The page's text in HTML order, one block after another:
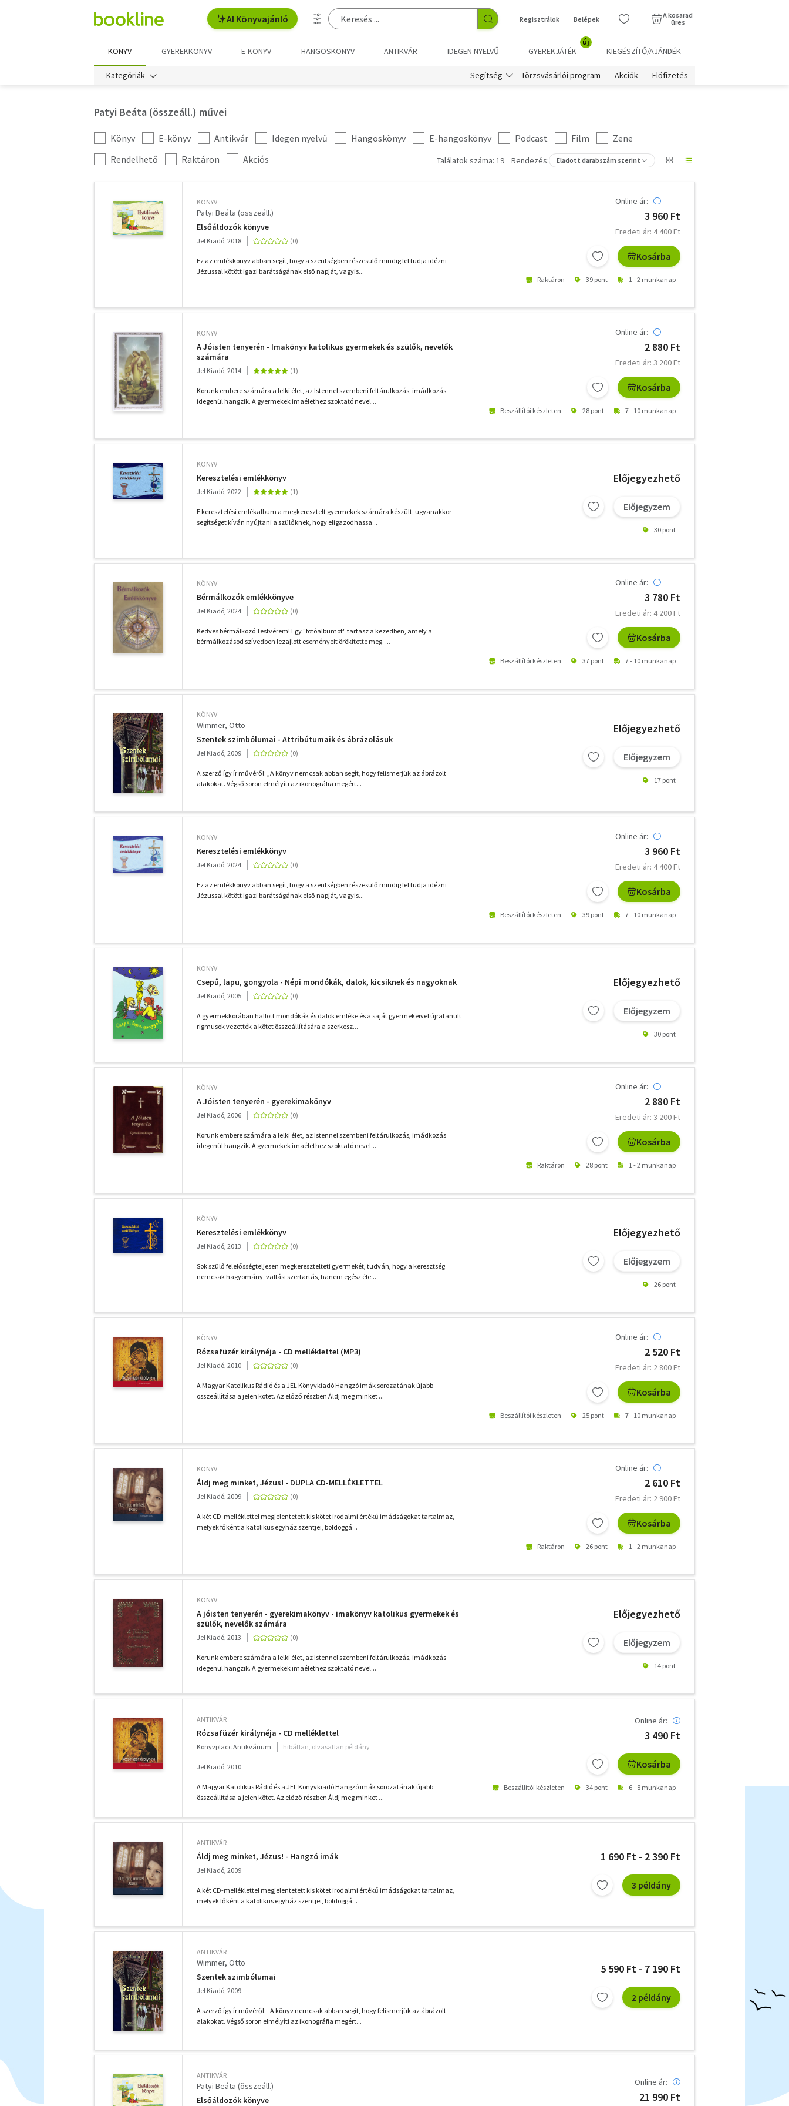
AI Könyvajánló Regisztrálok Belépek
A kosarad
üres
KÖNYV GYEREKKÖNYV E-KÖNYV HANGOSKÖNYV ANTIKVÁR IDEGEN NYELVŰ GYEREKJÁTÉK
új
KIEGÉSZÍTŐ/AJÁNDÉK
Kategóriák Segítség Törzsvásárlói program Akciók Előfizetés
Patyi Beáta (összeáll.) művei
Kategória
szűrés
Könyv E-könyv Antikvár Idegen nyelvű Hangoskönyv E-hangoskönyv Podcast Film
Zene
További
szűrők
Rendelhető Raktáron Akciós Találatok száma: 19 Rendezés: Eladott darabszám szerint
KÖNYV
Patyi Beáta (összeáll.)
Elsőáldozók könyve
Jel Kiadó, 2018
Ez az emlékkönyv abban segít, hogy a szentségben részesülő mindig fel tudja idézni
Jézussal kötött igazi barátságának első napját, vagyis...
Online ár:
3 960 Ft
Eredeti ár: 4 400 Ft
Kosárba
Raktáron 39 pont 1 - 2 munkanap
KÖNYV
A Jóisten tenyerén - Imakönyv katolikus gyermekek és szülők, nevelők
számára
Jel Kiadó, 2014
Korunk embere számára a lelki élet, az Istennel szembeni feltárulkozás, imádkozás
idegenül hangzik. A gyermekek imaélethez szoktató nevel...
Online ár:
2 880 Ft
Eredeti ár: 3 200 Ft
Kosárba
Beszállítói készleten 28 pont 7 - 10 munkanap
KÖNYV
Keresztelési emlékkönyv
Jel Kiadó, 2022
E keresztelési emlékalbum a megkeresztelt gyermekek számára készült, ugyanakkor
segítséget kíván nyújtani a szülőknek, hogy eligazodhassa...
Előjegyezhető
Előjegyzem
30 pont
KÖNYV
Bérmálkozók emlékkönyve
Jel Kiadó, 2024
Kedves bérmálkozó Testvérem! Egy "fotóalbumot" tartasz a kezedben, amely a
bérmálkozásod szívedben lezajlott eseményeit örökítette meg. ...
Online ár:
3 780 Ft
Eredeti ár: 4 200 Ft
Kosárba
Beszállítói készleten 37 pont 7 - 10 munkanap
KÖNYV
Wimmer, Otto
Szentek szimbólumai - Attribútumaik és ábrázolásuk
Jel Kiadó, 2009
A szerző így ír művéről: „A könyv nemcsak abban segít, hogy felismerjük az ábrázolt
alakokat. Végső soron elmélyíti az ikonográfia megért...
Előjegyezhető
Előjegyzem
17 pont
KÖNYV
Keresztelési emlékkönyv
Jel Kiadó, 2024
Ez az emlékkönyv abban segít, hogy a szentségben részesülő mindig fel tudja idézni
Jézussal kötött igazi barátságának első napját, vagyis...
Online ár:
3 960 Ft
Eredeti ár: 4 400 Ft
Kosárba
Beszállítói készleten 39 pont 7 - 10 munkanap
KÖNYV
Csepű, lapu, gongyola - Népi mondókák, dalok, kicsiknek és nagyoknak
Jel Kiadó, 2005
A gyermekkorában hallott mondókák és dalok emléke és a saját gyermekeivel újratanult
rigmusok vezették a kötet összeállítására a szerkesz...
Előjegyezhető
Előjegyzem
30 pont
KÖNYV
A Jóisten tenyerén - gyerekimakönyv
Jel Kiadó, 2006
Korunk embere számára a lelki élet, az Istennel szembeni feltárulkozás, imádkozás
idegenül hangzik. A gyermekek imaélethez szoktató nevel...
Online ár:
2 880 Ft
Eredeti ár: 3 200 Ft
Kosárba
Raktáron 28 pont 1 - 2 munkanap
KÖNYV
Keresztelési emlékkönyv
Jel Kiadó, 2013
Sok szülő felelősségteljesen megkeresztelteti gyermekét, tudván, hogy a keresztség
nemcsak hagyomány, vallási szertartás, hanem egész éle...
Előjegyezhető
Előjegyzem
26 pont
KÖNYV
Rózsafüzér királynéja - CD melléklettel (MP3)
Jel Kiadó, 2010
A Magyar Katolikus Rádió és a JEL Könyvkiadó Hangzó imák sorozatának újabb
összeállítása a jelen kötet. Az előző részben Áldj meg minket ...
Online ár:
2 520 Ft
Eredeti ár: 2 800 Ft
Kosárba
Beszállítói készleten 25 pont 7 - 10 munkanap
KÖNYV
Áldj meg minket, Jézus! - DUPLA CD-MELLÉKLETTEL
Jel Kiadó, 2009
A két CD-melléklettel megjelentetett kis kötet irodalmi értékű imádságokat tartalmaz,
melyek főként a katolikus egyház szentjei, boldoggá...
Online ár:
2 610 Ft
Eredeti ár: 2 900 Ft
Kosárba
Raktáron 26 pont 1 - 2 munkanap
KÖNYV
A jóisten tenyerén - gyerekimakönyv - imakönyv katolikus gyermekek és
szülők, nevelők számára
Jel Kiadó, 2013
Korunk embere számára a lelki élet, az Istennel szembeni feltárulkozás, imádkozás
idegenül hangzik. A gyermekek imaélethez szoktató nevel...
Előjegyezhető
Előjegyzem
14 pont
ANTIKVÁR
Rózsafüzér királynéja - CD melléklettel
Könyvplacc Antikvárium hibátlan, olvasatlan példány
Jel Kiadó, 2010
A Magyar Katolikus Rádió és a JEL Könyvkiadó Hangzó imák sorozatának újabb
összeállítása a jelen kötet. Az előző részben Áldj meg minket ...
Online ár:
3 490 Ft
Kosárba
Beszállítói készleten 34 pont 6 - 8 munkanap
ANTIKVÁR
Áldj meg minket, Jézus! - Hangzó imák
Jel Kiadó, 2009
A két CD-melléklettel megjelentetett kis kötet irodalmi értékű imádságokat tartalmaz,
melyek főként a katolikus egyház szentjei, boldoggá...
1 690 Ft - 2 390 Ft
3 példány
ANTIKVÁR
Wimmer, Otto
Szentek szimbólumai
Jel Kiadó, 2009
A szerző így ír művéről: „A könyv nemcsak abban segít, hogy felismerjük az ábrázolt
alakokat. Végső soron elmélyíti az ikonográfia megért...
5 590 Ft - 7 190 Ft
2 példány
ANTIKVÁR
Patyi Beáta (összeáll.)
Elsőáldozók könyve
Online ár:
21 990 Ft